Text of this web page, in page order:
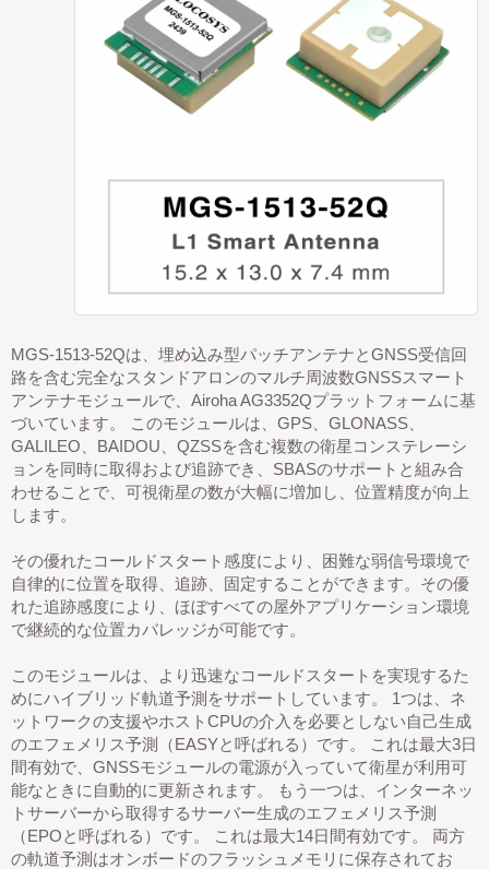
MGS-1513-52Qは、埋め込み型パッチアンテナとGNSS受信回
路を含む完全なスタンドアロンのマルチ周波数GNSSスマート
アンテナモジュールで、Airoha AG3352Qプラットフォームに基
づいています。 このモジュールは、GPS、GLONASS、
GALILEO、BAIDOU、QZSSを含む複数の衛星コンステレーシ
ョンを同時に取得および追跡でき、SBASのサポートと組み合
わせることで、可視衛星の数が大幅に増加し、位置精度が向上
します。
その優れたコールドスタート感度により、困難な弱信号環境で
自律的に位置を取得、追跡、固定することができます。その優
れた追跡感度により、ほぼすべての屋外アプリケーション環境
で継続的な位置カバレッジが可能です。
このモジュールは、より迅速なコールドスタートを実現するた
めにハイブリッド軌道予測をサポートしています。 1つは、ネ
ットワークの支援やホストCPUの介入を必要としない自己生成
のエフェメリス予測（EASYと呼ばれる）です。 これは最大3日
間有効で、GNSSモジュールの電源が入っていて衛星が利用可
能なときに自動的に更新されます。 もう一つは、インターネッ
トサーバーから取得するサーバー生成のエフェメリス予測
（EPOと呼ばれる）です。 これは最大14日間有効です。 両方
の軌道予測はオンボードのフラッシュメモリに保存されてお